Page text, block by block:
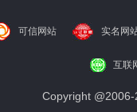
可信网站 实名网
互联
Copyright